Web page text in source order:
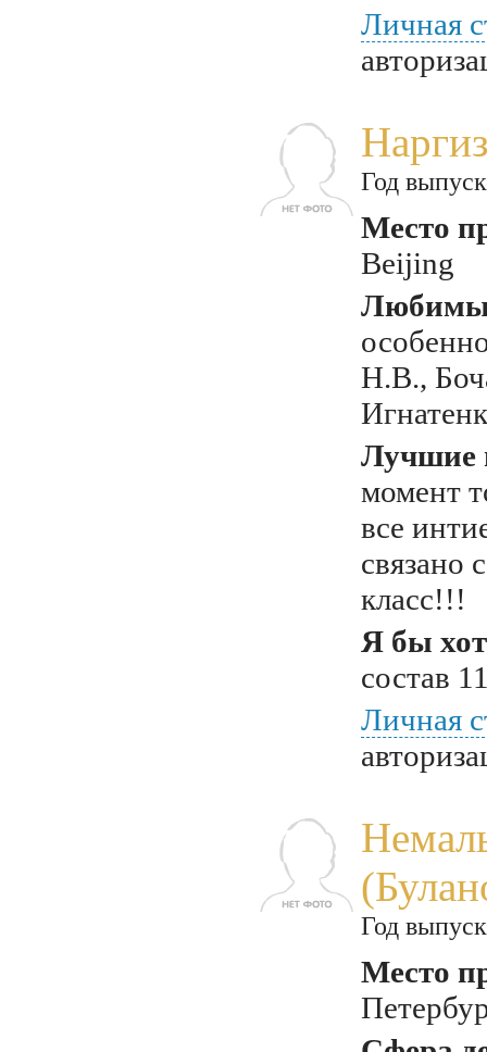
Личная
Год
Место
Beijing
Н.В.,
Лучшие
момент
все
связано
класс!!!
Я бы
состав
Личная
Год
Место